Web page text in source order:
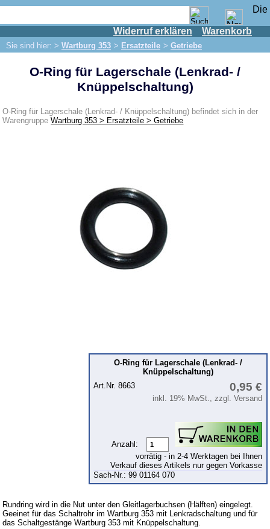
Widerruf erklären Warenkorb
Sie sind hier: > Wartburg 353 > Ersatzteile > Getriebe
IFA Motor
IFA-Fahrzeuge
Trabant 601
Trabant 1.1
Wartburg 353
Beleuchtung
Kraftstoffsystem
Zylinderkopf
Glasscheiben & Gummiprofile
Fußmatten
Tuningteile
O-Ring für Lagerschale (Lenkrad- /
Knüppelschaltung)
O-Ring für Lagerschale (Lenkrad- / Knüppelschaltung) befindet sich in der
WarengruppeWartburg 353 > Ersatzteile > Getriebe
O-Ring für Lagerschale (Lenkrad- /
Knüppelschaltung)
Art.Nr. 8663
0,95 €
inkl. 19% MwSt., zzgl. Versand
Anzahl:
vorrätig - in 2-4 Werktagen bei Ihnen
Verkauf dieses Artikels nur gegen Vorkasse
Sach-Nr.: 99 01164 070
Rundring wird in die Nut unter den Gleitlagerbuchsen (Hälften) eingelegt.
Geeinet für das Schaltrohr im Wartburg 353 mit Lenkradschaltung und für
das Schaltgestänge Wartburg 353 mit Knüppelschaltung.